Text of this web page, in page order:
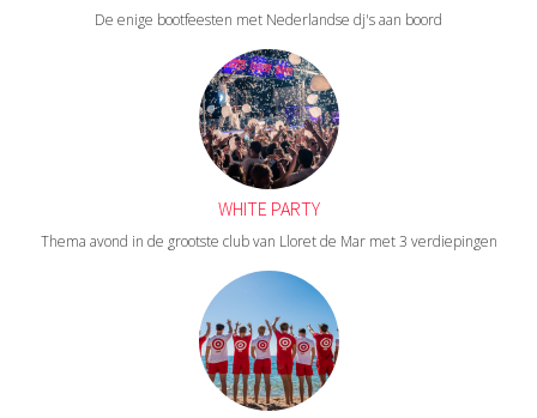
De enige bootfeesten met Nederlandse dj's aan boord
WHITE PARTY
Thema avond in de grootste club van Lloret de Mar met 3 verdiepingen